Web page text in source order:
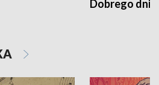
Dobrego dnia